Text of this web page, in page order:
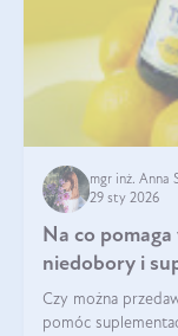
mgr inż. Anna
29 sty 2026
Na co
niedobory i
Czy można
pomóc